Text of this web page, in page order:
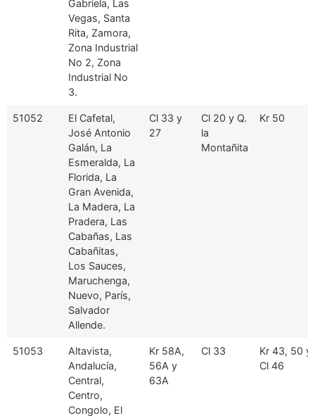
Gabriela, Las
Vegas, Santa
Rita, Zamora,
Zona Industrial
No 2, Zona
Industrial No
3.
51052
El Cafetal,
José Antonio
Galán, La
Esmeralda, La
Florida, La
Gran Avenida,
La Madera, La
Pradera, Las
Cabañas, Las
Cabañitas,
Los Sauces,
Maruchenga,
Nuevo, París,
Salvador
Allende.
Cl 33 y
27
Cl 20 y Q.
la
Montañita
Kr 50
51053
Altavista,
Andalucía,
Central,
Centro,
Congolo, El
Kr 58A,
56A y
63A
Cl 33
Kr 43, 50 y
Cl 46